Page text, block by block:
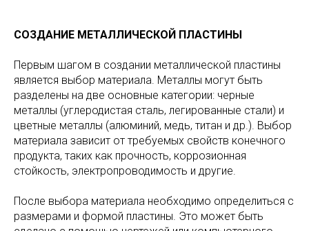
СОЗДАНИЕ МЕТАЛЛИЧЕСКОЙ ПЛАСТИНЫ
Первым шагом в создании металлической пластины
является выбор материала. Металлы могут быть
разделены на две основные категории: черные
металлы (углеродистая сталь, легированные стали) и
цветные металлы (алюминий, медь, титан и др.). Выбор
материала зависит от требуемых свойств конечного
продукта, таких как прочность, коррозионная
стойкость, электропроводимость и другие.
После выбора материала необходимо определиться с
размерами и формой пластины. Это может быть